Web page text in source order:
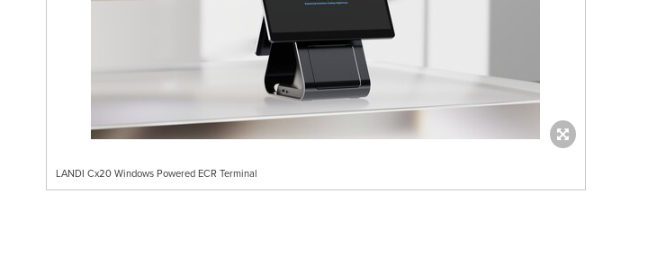
LANDI Cx20 Windows Powered ECR Terminal